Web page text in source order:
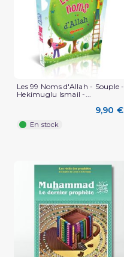
Les 99 Noms d'Allah - Souple -
Hekimuglu Ismail -...
9,90 €
En stock